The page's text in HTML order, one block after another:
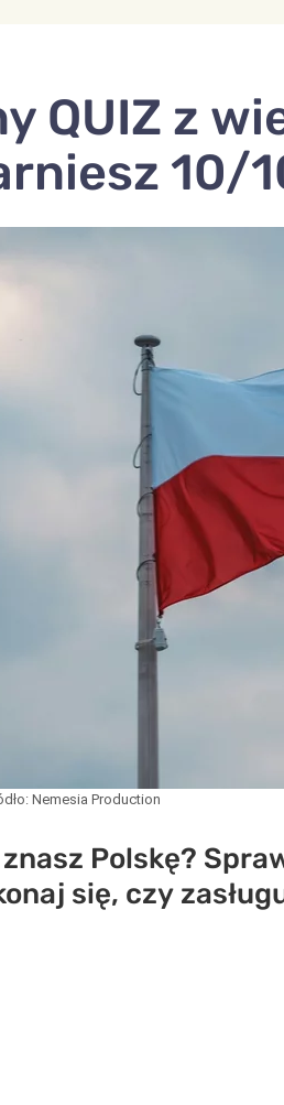
QUIZ z
10/
Nemesia Production
Polskę?
się, czy